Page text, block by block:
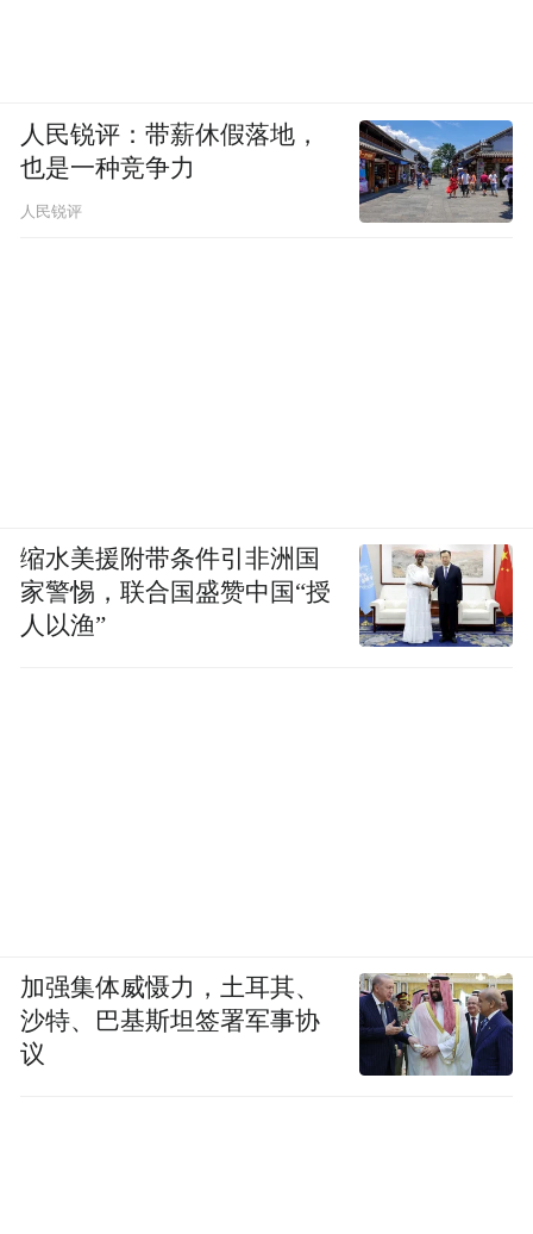
人民锐评：带薪休假落地，
也是一种竞争力
人民锐评
缩水美援附带条件引非洲国
家警惕，联合国盛赞中国“授
人以渔”
加强集体威慑力，土耳其、
沙特、巴基斯坦签署军事协
议